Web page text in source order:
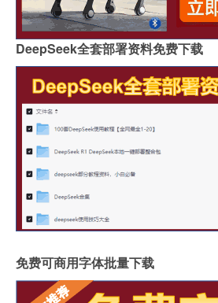
DeepSeek全套部署资料免费下载
免费可商用字体批量下载